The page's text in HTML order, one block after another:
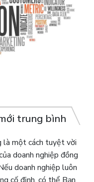
trung bình
là một cách tuyệt vời
doanh nghiệp đồng
doanh nghiệp luôn